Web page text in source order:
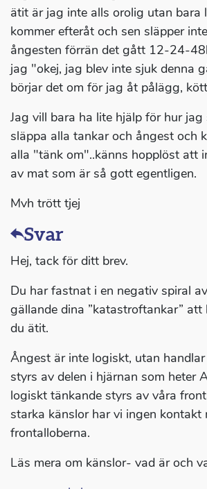
ätit är jag inte alls orolig utan bara
kommer efteråt och sen släpper
ångesten förrän det gått 12-24-
jag "okej, jag blev inte sjuk denna
börjar det om för jag åt pålägg,
Jag vill bara ha lite hjälp för hur
släppa alla tankar och ångest och
alla "tänk om"..känns hopplöst att
av mat som är så gott egentligen.
Mvh trött tjej
Svar
Hej, tack för ditt brev.
Du har fastnat i en negativ spiral
gällande dina ”katastroftankar” att
du ätit.
Ångest är inte logiskt, utan
styrs av delen i hjärnan som heter
logiskt tänkande styrs av våra
starka känslor har vi ingen kontakt
frontalloberna.
Läs mera om känslor- vad är och